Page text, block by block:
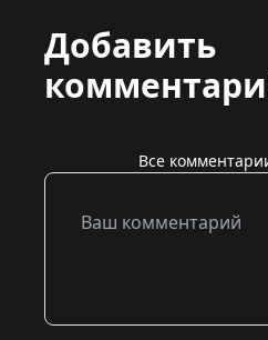
Добавить
Все